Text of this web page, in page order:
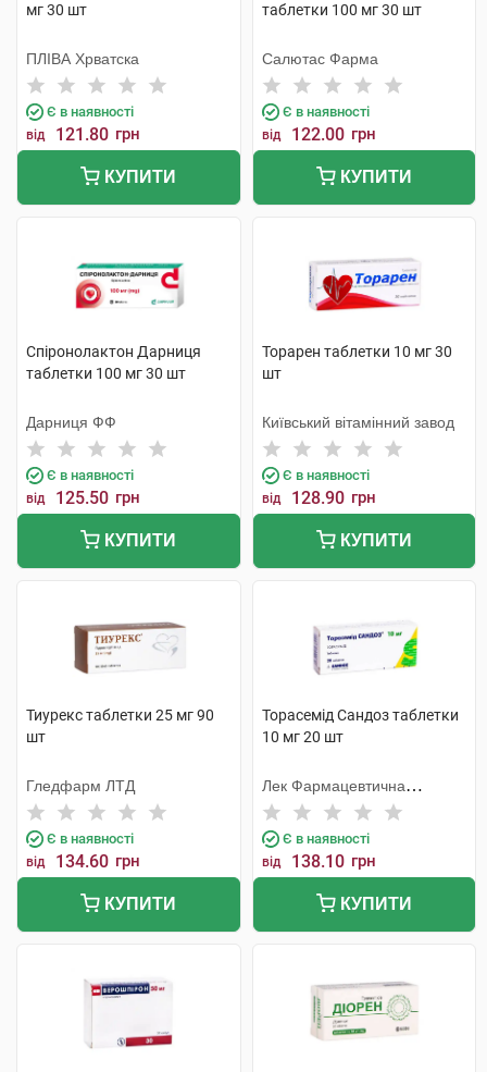
мг 30 шт
ПЛІВА Хрватска
Є в наявності
від 121.80 грн
КУПИТИ
таблетки 100 мг 30 шт
Салютас Фарма
Є в наявності
від 122.00 грн
КУПИТИ
Спіронолактон Дарниця
таблетки 100 мг 30 шт
Дарниця ФФ
Є в наявності
від 125.50 грн
КУПИТИ
Торарен таблетки 10 мг 30
шт
Київський вітамінний завод
Є в наявності
від 128.90 грн
КУПИТИ
Тиурекс таблетки 25 мг 90
шт
Гледфарм ЛТД
Є в наявності
від 134.60 грн
КУПИТИ
Торасемід Сандоз таблетки
10 мг 20 шт
Лек Фармацевтична
компанія
Є в наявності
від 138.10 грн
КУПИТИ